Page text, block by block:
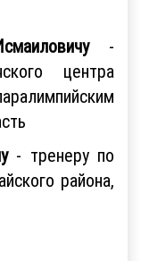
-
центра
- тренеру по
района,